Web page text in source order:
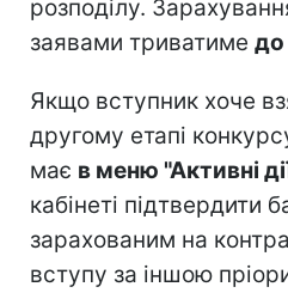
розподілу.
заявами триватиме до
Якщо вступник хоче
другому етапі
має в меню "Активні
кабінеті підтвердити
зарахованим на
вступу за іншою